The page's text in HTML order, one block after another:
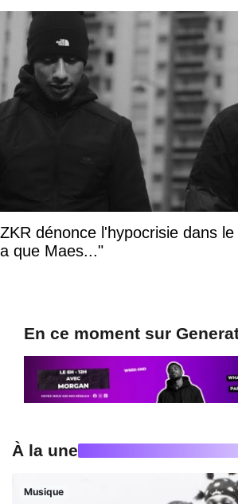
ZKR dénonce l'hypocrisie dans
a que Maes..."
En ce moment sur
À la une
Musique